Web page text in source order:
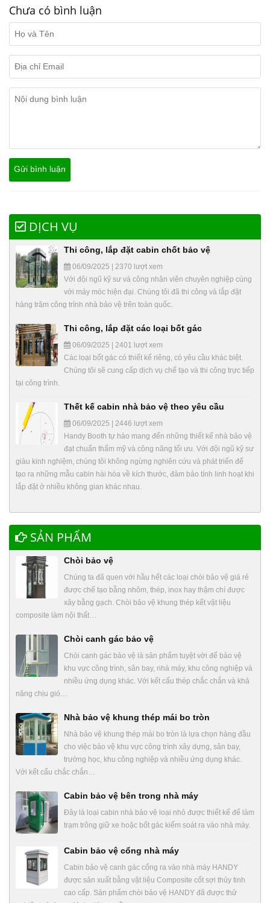
Chưa có bình luận
DỊCH VỤ
Thi công, lắp đặt cabin chốt bảo vệ
06/09/2025 | 2370 lượt xem
Với đội ngũ kỹ sư và công nhân viên chuyên nghiệp cùng
với máy móc hiện đại. Chúng tôi đã thi công và lắp đặt
hàng trăm công trình nhà bảo vệ trên toàn quốc.
Thi công, lắp đặt các loại bốt gác
06/09/2025 | 2401 lượt xem
Các loại bốt gác có thiết kế riêng, có yêu cầu khác biệt.
Chúng tôi sẽ cung cấp dịch vụ chế tạo và thi công trực tiếp
tại công trình.
Thết kế cabin nhà bảo vệ theo yêu cầu
06/09/2025 | 2446 lượt xem
Handy Booth tự hào mang đến những thiết kế nhà bảo vệ
đạt chuẩn thẩm mỹ và công năng tối ưu. Với đội ngũ kỹ sư
giàu kinh nghiệm, chúng tôi không ngừng nghiên cứu và phát triển để
tạo ra những mẫu cabin hài hòa về kích thước, đảm bảo tính linh hoạt khi
lắp đặt ở nhiều không gian khác nhau.
SẢN PHẨM
Chòi bảo vệ
Chúng ta đã quen với hầu hết các loại chòi bảo vệ giá rẻ
được chế tạo bằng nhôm, thép, inox hay thậm chí được
xây bằng gạch. Chòi bảo vệ khung thép kết vật liệu
composite làm nội thất…
Chòi canh gác bảo vệ
Chòi canh gác bảo vệ là sản phẩm tuyệt vời để bảo vệ
khu vực công trình, sân bay, nhà máy, khu công nghiệp và
nhiều ứng dụng khác. Với kết cấu thép chắc chắn và khả
năng chịu gió…
Nhà bảo vệ khung thép mái bo tròn
Nhà bảo vệ khung thép mái bo tròn là lựa chọn hàng đầu
cho việc bảo vệ khu vực công trình xây dựng, sân bay,
trường học, khu công nghiệp và nhiều ứng dụng khác.
Với kết cấu chắc chắn…
Cabin bảo vệ bên trong nhà máy
Đây là loại cabin nhà bảo vệ loại nhỏ được thiết kế để làm
trạm trông giữ xe hoặc bốt gác kiểm soát ra vào nhà máy.
Cabin bảo vệ cổng nhà máy
Cabin bảo vệ canh gác cổng ra vào nhà máy HANDY
được sản xuất bằng vật liệu Composite cốt sợi thủy tinh
cao cấp. Sản phẩm chòi bảo vệ HANDY đã được thử